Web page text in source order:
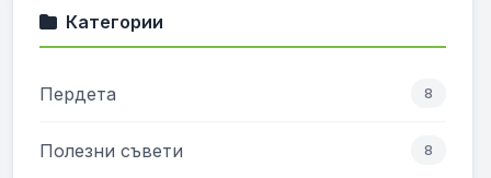
Категории
Пердета 8
Полезни съвети 8